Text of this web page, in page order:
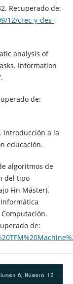
Recuperado de:
12/crec-y-des-
analysis of
Information
de:
Introducción a la
educación.
algoritmos de
del tipo
Fin Máster).
de: